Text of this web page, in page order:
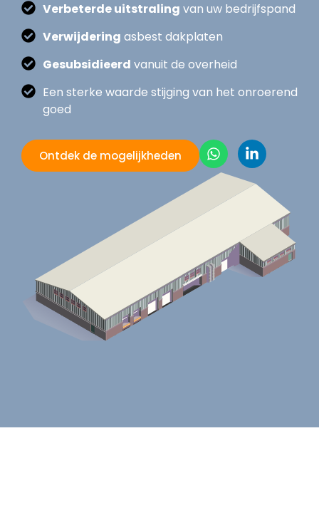
Verbeterde uitstraling van uw bedrijfspand
Verwijdering asbest dakplaten
Gesubsidieerd vanuit de overheid
Een sterke waarde stijging van het onroerend
goed
Ontdek de mogelijkheden